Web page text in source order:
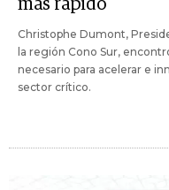
más rápido"
Christophe Dumont,
la región Cono Sur,
necesario para acelerar e
sector crítico.